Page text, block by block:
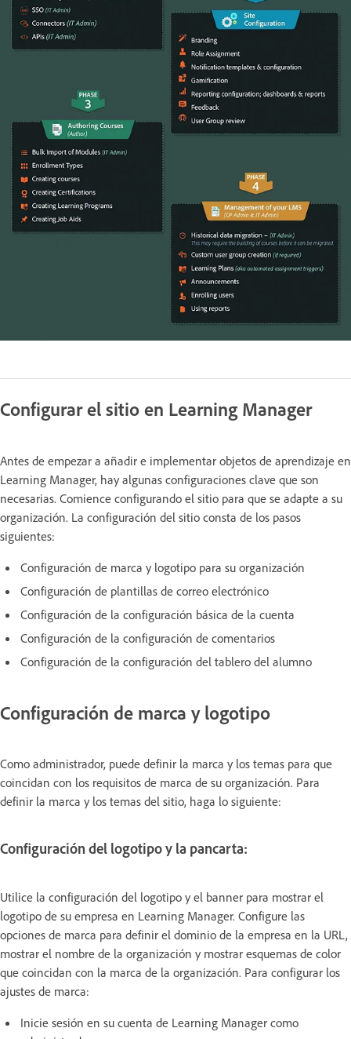
Configurar el sitio en Learning Manager
Antes de empezar a añadir e implementar objetos de aprendizaje en
Learning Manager, hay algunas configuraciones clave que son
necesarias. Comience configurando el sitio para que se adapte a su
organización. La configuración del sitio consta de los pasos
siguientes:
Configuración de marca y logotipo para su organización
Configuración de plantillas de correo electrónico
Configuración de la configuración básica de la cuenta
Configuración de la configuración de comentarios
Configuración de la configuración del tablero del alumno
Configuración de marca y logotipo
Como administrador, puede definir la marca y los temas para que
coincidan con los requisitos de marca de su organización. Para
definir la marca y los temas del sitio, haga lo siguiente:
Configuración del logotipo y la pancarta:
Utilice la configuración del logotipo y el banner para mostrar el
logotipo de su empresa en Learning Manager. Configure las
opciones de marca para definir el dominio de la empresa en la URL,
mostrar el nombre de la organización y mostrar esquemas de color
que coincidan con la marca de la organización. Para configurar los
ajustes de marca:
Inicie sesión en su cuenta de Learning Manager como